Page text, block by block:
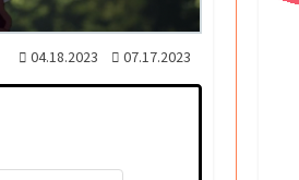
04.18.2023 07.17.2023